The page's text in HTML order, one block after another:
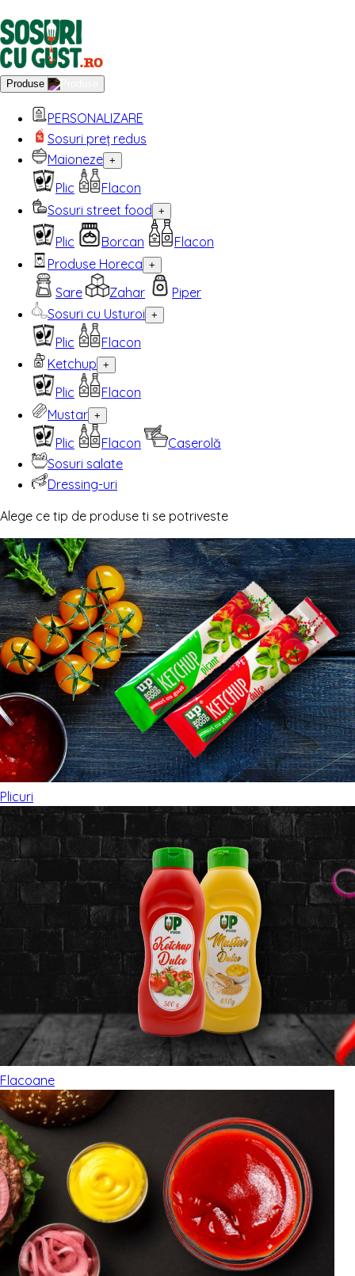
Produse
PERSONALIZARE
Sosuri preț redus
Maioneze +
Plic
Flacon
Sosuri street food +
Plic Borcan
Flacon
Produse Horeca +
Sare Zahar
Piper
Sosuri cu Usturoi +
Plic
Flacon
Ketchup +
Plic
Flacon
Mustar +
Plic Flacon
Caserolă
Sosuri salate
Dressing-uri
Alege ce tip de produse ti se potriveste
Plicuri
Flacoane